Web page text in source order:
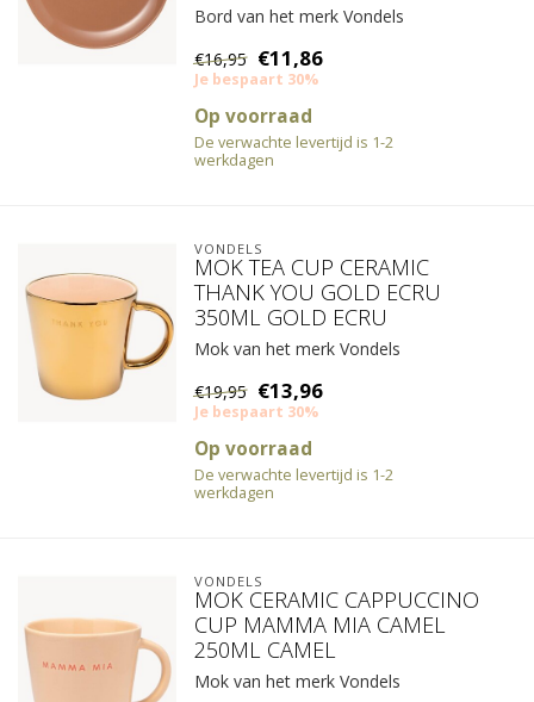
Bord van het merk Vondels
€16,95 €11,86
Je bespaart 30%
Op voorraad
De verwachte levertijd is 1-2
werkdagen
VONDELS
MOK TEA CUP CERAMIC
THANK YOU GOLD ECRU
350ML GOLD ECRU
Mok van het merk Vondels
€19,95 €13,96
Je bespaart 30%
Op voorraad
De verwachte levertijd is 1-2
werkdagen
VONDELS
MOK CERAMIC CAPPUCCINO
CUP MAMMA MIA CAMEL
250ML CAMEL
Mok van het merk Vondels